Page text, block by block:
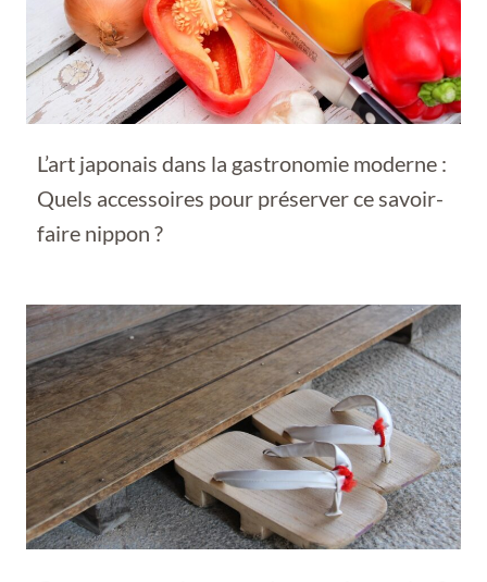
L’art japonais dans la gastronomie moderne :
Quels accessoires pour préserver ce savoir-
faire nippon ?